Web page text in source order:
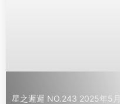
星之遲遲 NO.243 2025年5月